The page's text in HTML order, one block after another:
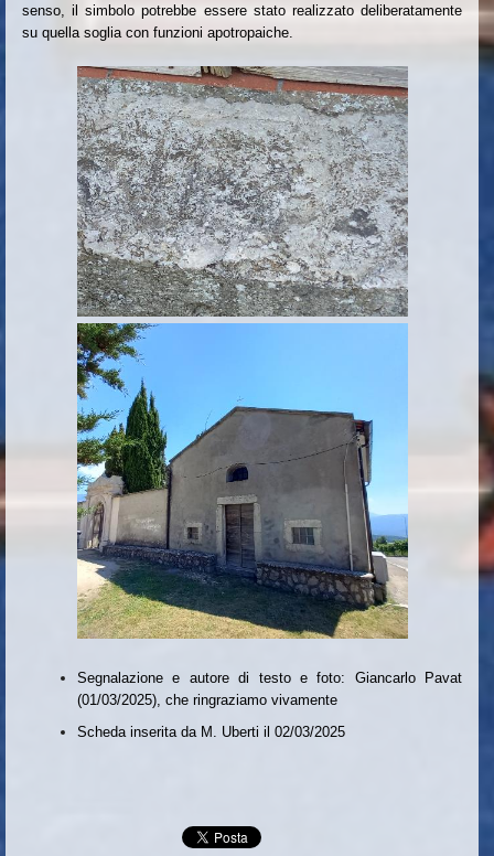
senso, il simbolo potrebbe essere stato realizzato deliberatamente
su quella soglia con funzioni apotropaiche.
Segnalazione e autore di testo e foto: Giancarlo Pavat
(01/03/2025), che ringraziamo vivamente
Scheda inserita da M. Uberti il 02/03/2025